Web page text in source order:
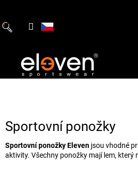
obsah
Sportovní ponožky
Sportovní ponožky Eleven jsou vhodné
aktivity. Všechny ponožky mají lem, který